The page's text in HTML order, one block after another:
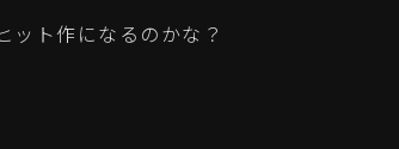
ット作になるのかな？